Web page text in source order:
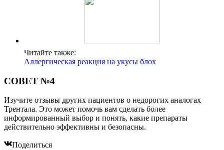
Читайте также:
Аллергическая реакция на укусы блох
СОВЕТ №4
Изучите отзывы других пациентов о недорогих аналогах
Трентала. Это может помочь вам сделать более
информированный выбор и понять, какие препараты
действительно эффективны и безопасны.
Поделиться